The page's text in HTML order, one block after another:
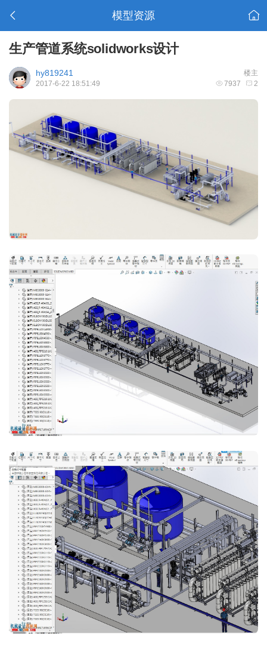
模型资源
生产管道系统solidworks设计
楼主
hy819241
7937 2
2017-6-22 18:51:49